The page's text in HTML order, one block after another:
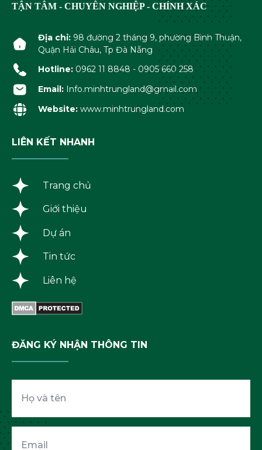
TẬN TÂM - CHUYÊN NGHIỆP - CHÍNH XÁC
Địa chỉ:98 đường 2 tháng 9, phường Bình Thuận,
Quận Hải Châu, Tp Đà Nẵng
Hotline:0962 11 8848 - 0905 660 258
Email:Info.minhtrungland@gmail.com
Website:www.minhtrungland.com
LIÊN KẾT NHANH
Trang chủ
Giới thiệu
Dự án
Tin tức
Liên hệ
ĐĂNG KÝ NHẬN THÔNG TIN
và